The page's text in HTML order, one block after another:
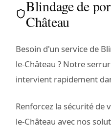
Blindage de
Château
Besoin d'un service de
le-Château ? Notre
intervient rapidement
Renforcez la sécurité de
le-Château avec nos